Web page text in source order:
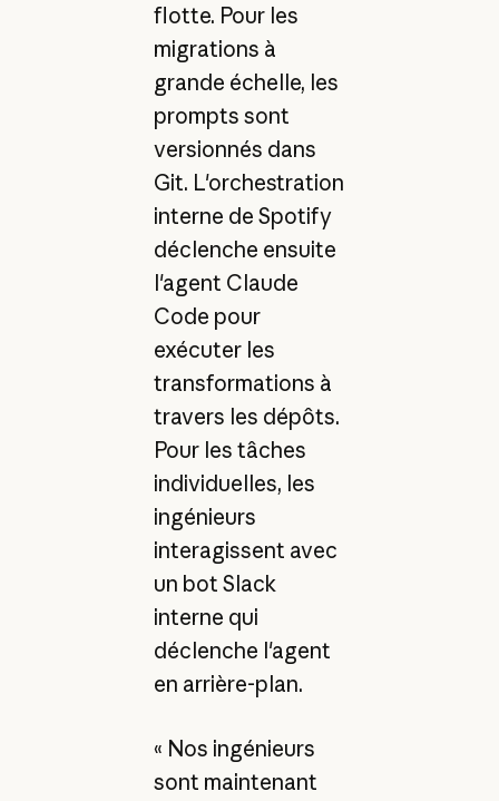
flotte. Pour les
migrations à
grande échelle, les
prompts sont
versionnés dans
Git. L'orchestration
interne de Spotify
déclenche ensuite
l'agent Claude
Code pour
exécuter les
transformations à
travers les dépôts.
Pour les tâches
individuelles, les
ingénieurs
interagissent avec
un bot Slack
interne qui
déclenche l'agent
en arrière-plan.
« Nos ingénieurs
sont maintenant